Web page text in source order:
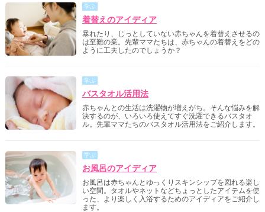
学ぶ
着替えのアイディア
暴れたり、じっとしていない赤ちゃんを着替えさせるの
は至難の業。先輩ママたちは、赤ちゃんの着替えをどの
ように工夫したのでしょうか？
学ぶ
バスタオル活用法
赤ちゃんとの生活は洗濯物が増えがち。そんな悩みを解
決するのが、いろいろ使えてすぐ洗濯できるバスタオ
ル。先輩ママたちのバスタオル活用法をご紹介します。
学ぶ
お風呂のアイディア
お風呂は赤ちゃんとゆっくりスキンシップを図れる楽し
い空間。タオルやネットなどちょっとしたアイテムを使
った、より楽しく入浴するためのアイディアをご紹介し
ます。